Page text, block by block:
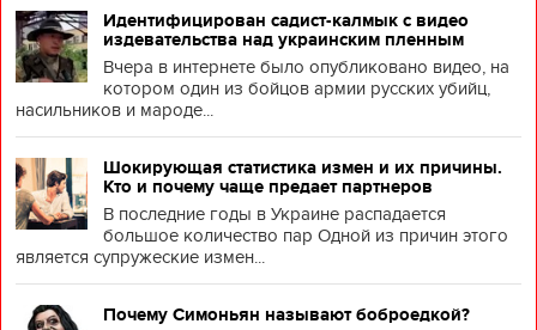
Идентифицирован садист-калмык с видео
издевательства над украинским пленным
Вчера в интернете было опубликовано видео, на
котором один из бойцов армии русских убийц,
насильников и мароде...
Шокирующая статистика измен и их причины.
Кто и почему чаще предает партнеров
В последние годы в Украине распадается
большое количество пар Одной из причин этого
является супружеские измен...
Почему Симоньян называют боброедкой?